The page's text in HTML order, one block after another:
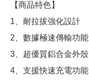
【商品特色】
1、耐拉拔強化設計
2、數據極速傳輸功能
3、超優質鋁合金外殼
4、支援快速充電功能